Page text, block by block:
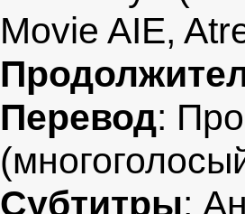
Movie AIE,
Перевод:
Субтитры: